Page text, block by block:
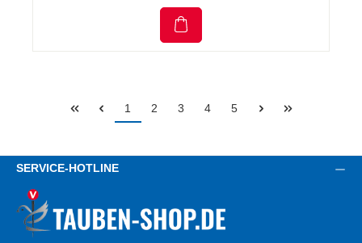
1 2 3 4 5
SERVICE-HOTLINE